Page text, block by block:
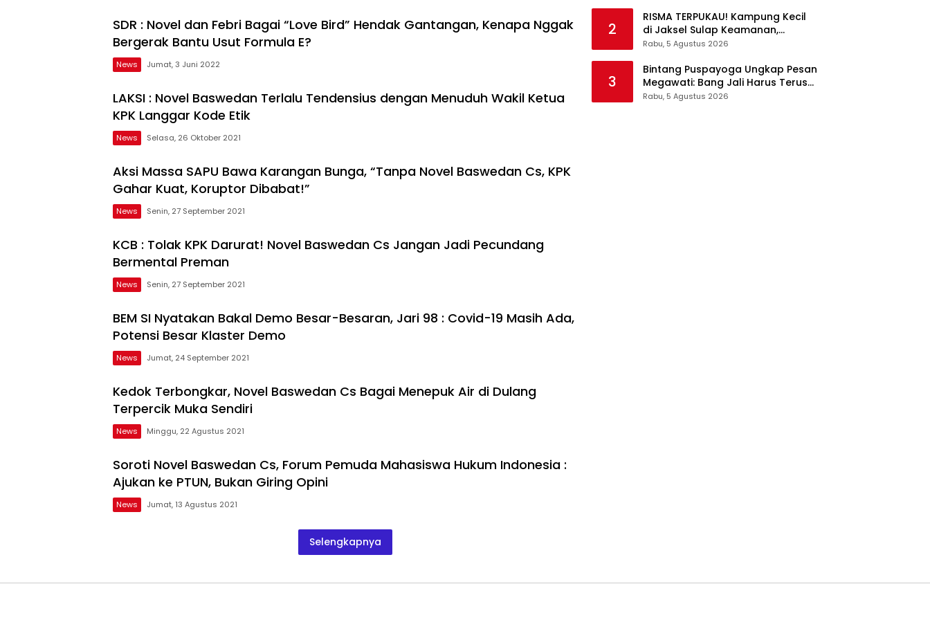
SDR : Novel dan Febri Bagai “Love Bird” Hendak Gantangan, Kenapa Nggak
Bergerak Bantu Usut Formula E?
News Jumat, 3 Juni 2022
LAKSI : Novel Baswedan Terlalu Tendensius dengan Menuduh Wakil Ketua
KPK Langgar Kode Etik
News Selasa, 26 Oktober 2021
Aksi Massa SAPU Bawa Karangan Bunga, “Tanpa Novel Baswedan Cs, KPK
Gahar Kuat, Koruptor Dibabat!”
News Senin, 27 September 2021
KCB : Tolak KPK Darurat! Novel Baswedan Cs Jangan Jadi Pecundang
Bermental Preman
News Senin, 27 September 2021
BEM SI Nyatakan Bakal Demo Besar-Besaran, Jari 98 : Covid-19 Masih Ada,
Potensi Besar Klaster Demo
News Jumat, 24 September 2021
Kedok Terbongkar, Novel Baswedan Cs Bagai Menepuk Air di Dulang
Terpercik Muka Sendiri
News Minggu, 22 Agustus 2021
Soroti Novel Baswedan Cs, Forum Pemuda Mahasiswa Hukum Indonesia :
Ajukan ke PTUN, Bukan Giring Opini
News Jumat, 13 Agustus 2021
Selengkapnya
2
RISMA TERPUKAU! Kampung Kecil
di Jaksel Sulap Keamanan,
Sampah, hingga Ketahanan
Rabu, 5 Agustus 2026
3
Bintang Puspayoga Ungkap Pesan
Megawati: Bang Jali Harus Terus
Dipantau dan Dikembangkan
Rabu, 5 Agustus 2026